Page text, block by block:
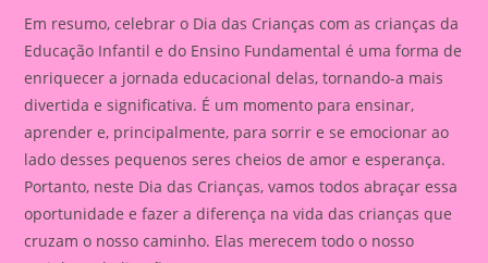
Em resumo, celebrar o Dia das Crianças com as crianças da
Educação Infantil e do Ensino Fundamental é uma forma de
enriquecer a jornada educacional delas, tornando-a mais
divertida e significativa. É um momento para ensinar,
aprender e, principalmente, para sorrir e se emocionar ao
lado desses pequenos seres cheios de amor e esperança.
Portanto, neste Dia das Crianças, vamos todos abraçar essa
oportunidade e fazer a diferença na vida das crianças que
cruzam o nosso caminho. Elas merecem todo o nosso